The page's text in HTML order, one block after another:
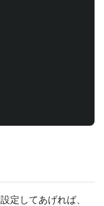
設定してあげれば、